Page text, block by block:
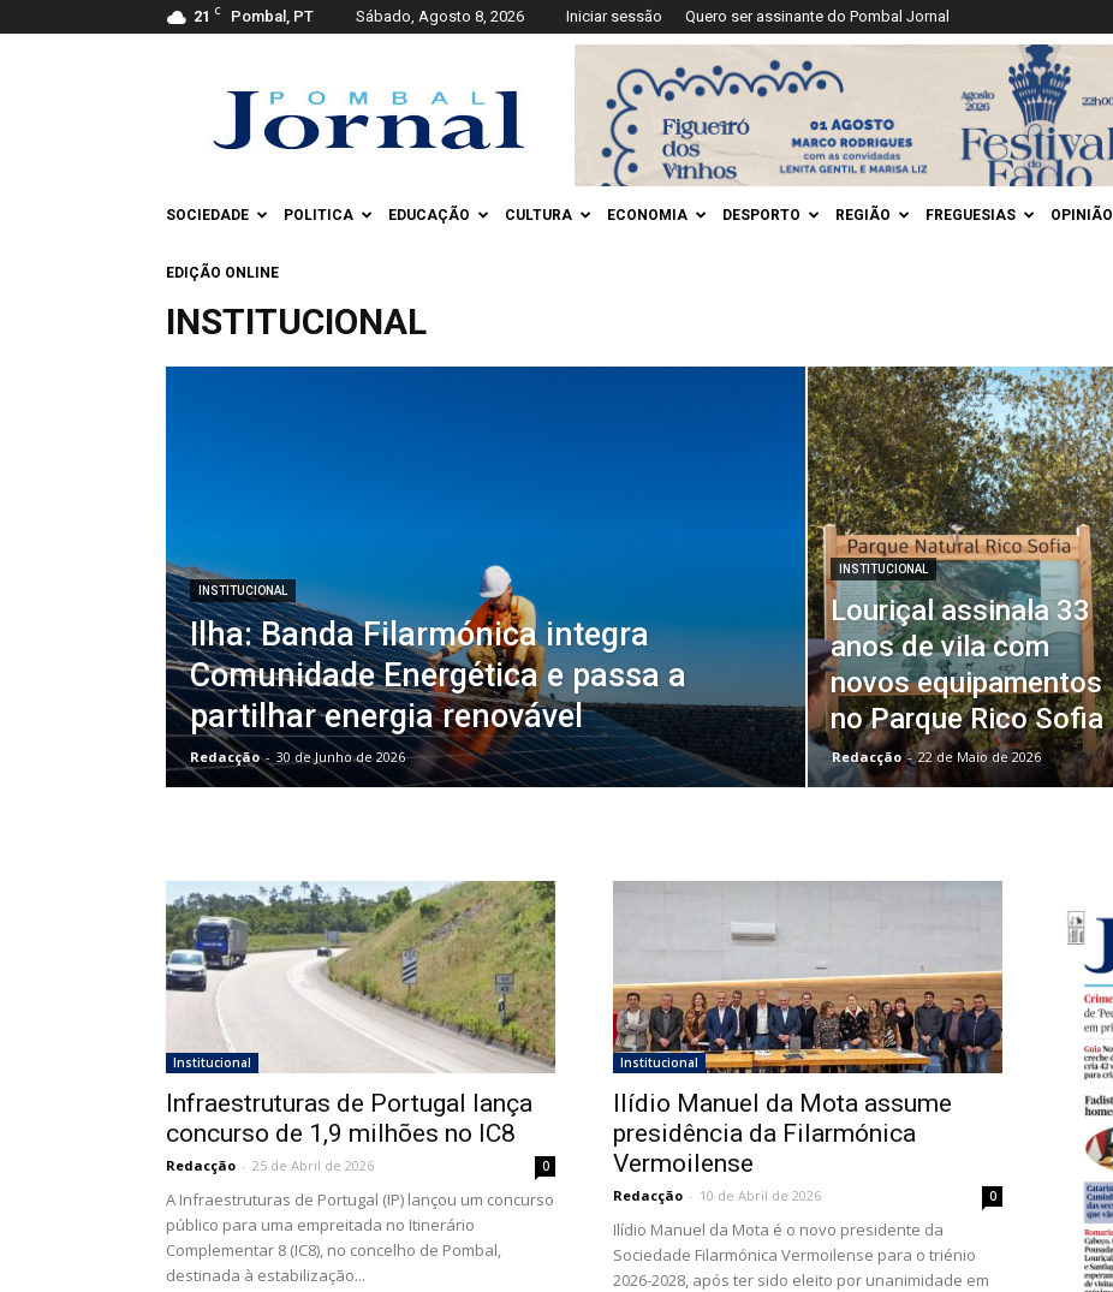
21 C Pombal, PT Sábado, Agosto 8, 2026 Iniciar sessão Quero ser assinante do Pombal Jornal
Jornal
SOCIEDADE POLITICA EDUCAÇÃO CULTURA ECONOMIA DESPORTO REGIÃO FREGUESIAS OPINIÃO
EDIÇÃO ONLINE
INSTITUCIONAL
INSTITUCIONAL
Ilha: Banda Filarmónica integra
Comunidade Energética e passa a
partilhar energia renovável
Redacção - 30 de Junho de 2026
INSTITUCIONAL
Louriçal assinala 33
anos de vila com
novos equipamentos
no Parque Rico Sofia
Redacção - 22 de Maio de 2026
Institucional
Infraestruturas de Portugal lança
concurso de 1,9 milhões no IC8
Redacção - 25 de Abril de 2026 0
A Infraestruturas de Portugal (IP) lançou um concurso
público para uma empreitada no Itinerário
Complementar 8 (IC8), no concelho de Pombal,
destinada à estabilização...
Institucional
Ilídio Manuel da Mota assume
presidência da Filarmónica
Vermoilense
Redacção - 10 de Abril de 2026 0
Ilídio Manuel da Mota é o novo presidente da
Sociedade Filarmónica Vermoilense para o triénio
2026-2028, após ter sido eleito por unanimidade em